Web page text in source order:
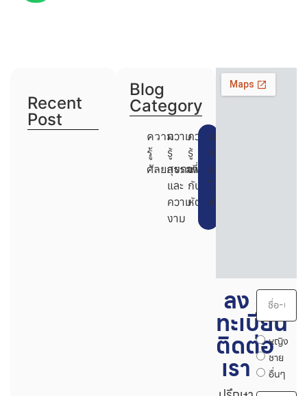
Recent
Post
Blog
Category
ความ
รู้
ศัลยกรรม
ความ
รู้
สุขภาพ
และ
ความ
งาม
ความ
รู้
เกี่ยว
กับ
หัตถการ
เท
รนด์
และ
ไลฟ์
สไตล์
ลง
ทะเบียน
ติดต่อ
เรา
หญิง
ชาย
อื่นๆ